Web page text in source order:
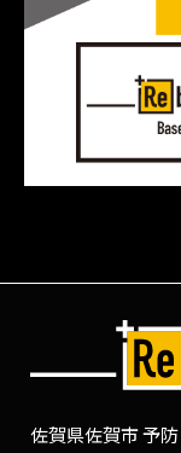
佐賀県佐賀市 予